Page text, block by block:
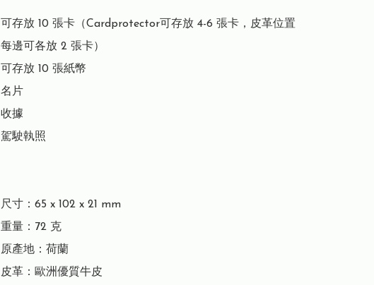
可存放 10 張卡（Cardprotector可存放 4-6 張卡，皮革位置
每邊可各放 2 張卡）
可存放 10 張紙幣
名片
收據
駕駛執照
尺寸：65 x 102 x 21 mm
重量：72 克
原產地：荷蘭
皮革：歐洲優質牛皮